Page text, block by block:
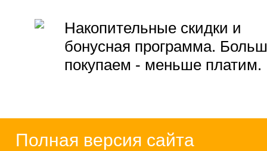
Накопительные скидки и
бонусная программа.
покупаем - меньше платим.
Полная версия сайта